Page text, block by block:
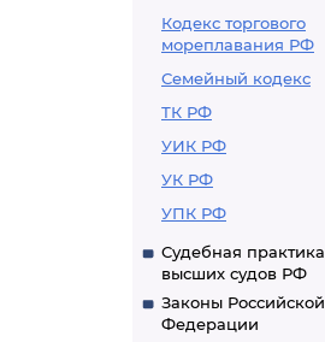
Кодекс торгового
мореплавания РФ
Семейный кодекс
ТК РФ
УИК РФ
УК РФ
УПК РФ
Судебная практика
высших судов РФ
Законы Российской
Федерации